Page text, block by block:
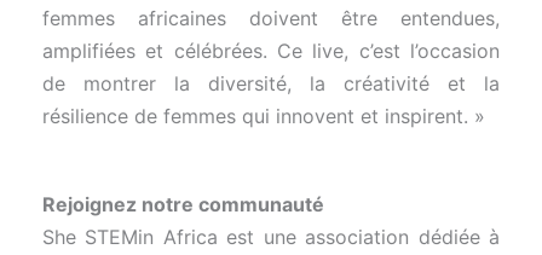
femmes africaines doivent être entendues,
amplifiées et célébrées. Ce live, c’est l’occasion
de montrer la diversité, la créativité et la
résilience de femmes qui innovent et inspirent. »
Rejoignez notre communauté
She STEMin Africa est une association dédiée à